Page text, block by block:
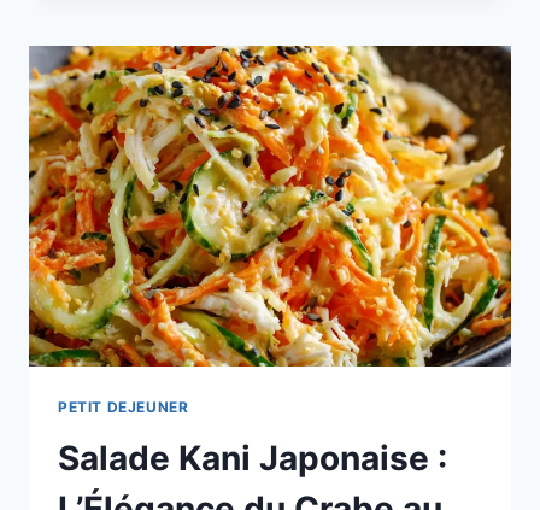
ET
LARDONS
:
L’HYMNE
AU
TERROIR
PETIT DEJEUNER
Salade Kani Japonaise :